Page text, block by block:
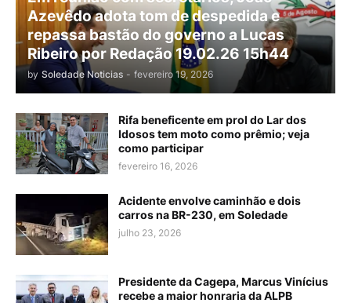
Azevêdo adota tom de despedida e
repassa bastão do governo a Lucas
Ribeiro por Redação 19.02.26 15h44
by Soledade Noticias - fevereiro 19, 2026
Rifa beneficente em prol do Lar dos
Idosos tem moto como prêmio; veja
como participar
fevereiro 16, 2026
Acidente envolve caminhão e dois
carros na BR-230, em Soledade
julho 23, 2026
Presidente da Cagepa, Marcus Vinícius
recebe a maior honraria da ALPB